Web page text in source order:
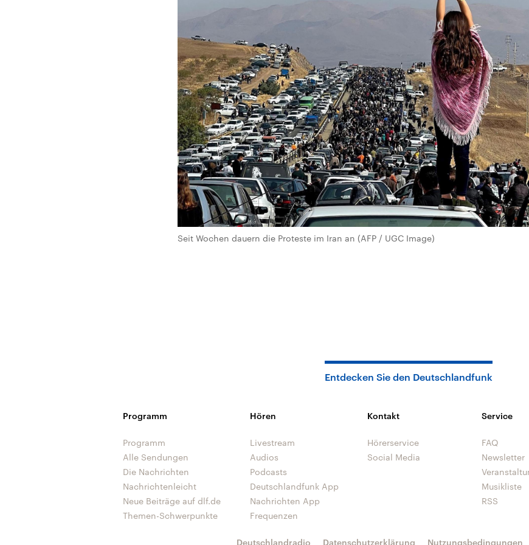
Seit Wochen dauern die Proteste im Iran an (AFP / UGC Image)
Entdecken Sie den Deutschlandfunk
Programm
Programm
Alle Sendungen
Die Nachrichten
Nachrichtenleicht
Neue Beiträge auf dlf.de
Themen-Schwerpunkte
Hören
Livestream
Audios
Podcasts
Deutschlandfunk App
Nachrichten App
Frequenzen
Kontakt
Hörerservice
Social Media
Service
FAQ
Newsletter
Musikliste
RSS
Deutschlandradio Datenschutzerklärung Nutzungsbedingungen